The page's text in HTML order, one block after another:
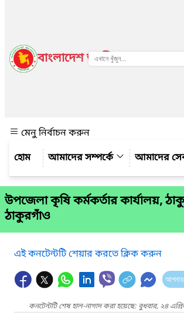
বাংলাদেশ জাতীয় তথ্য বাতায়ন
মেনু নির্বাচন করুন
আমাদের সম্পর্কে
আমাদের
উপজেলা কৃষি কর্মকর্তার কার্যালয়,
ঠাকুরগাঁও
এই কনটেন্টটি শেয়ার করতে ক্লিক করুন
কনটেন্টটি শেষ হাল-নাগাদ করা হয়েছে: বুধবার, ২৪